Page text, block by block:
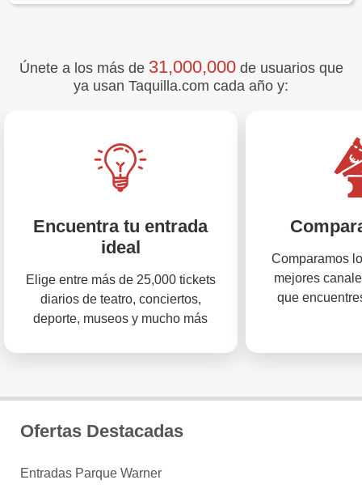
Únete a los más de 31,000,000de usuarios que
ya usan Taquilla.com cada año y:
Encuentra tu entrada
ideal
Elige entre más de 25,000 tickets
diarios de teatro, conciertos,
deporte, museos y mucho más
Comparamos
mejores
que
Ofertas Destacadas
Entradas Parque Warner